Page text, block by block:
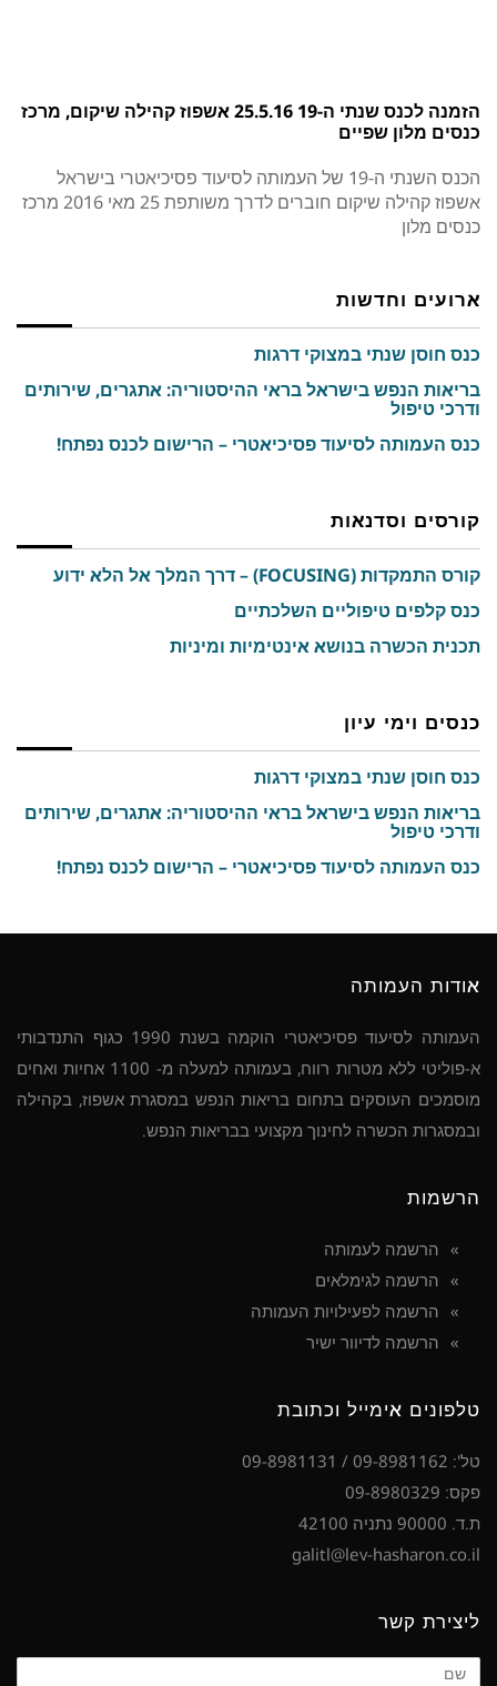
הזמנה לכנס שנתי ה-19 25.5.16 אשפוז קהילה שיקום, מרכז
כנסים מלון שפיים
הכנס השנתי ה-19 של העמותה לסיעוד פסיכיאטרי בישראל
אשפוז קהילה שיקום חוברים לדרך משותפת ‏25 מאי 2016 מרכז
כנסים מלון
ארועים וחדשות
כנס חוסן שנתי במצוקי דרגות
בריאות הנפש בישראל בראי ההיסטוריה: אתגרים, שירותים
ודרכי טיפול
כנס העמותה לסיעוד פסיכיאטרי – הרישום לכנס נפתח!
קורסים וסדנאות
קורס התמקדות (FOCUSING) – דרך המלך אל הלא ידוע
כנס קלפים טיפוליים השלכתיים
תכנית הכשרה בנושא אינטימיות ומיניות
כנסים וימי עיון
כנס חוסן שנתי במצוקי דרגות
בריאות הנפש בישראל בראי ההיסטוריה: אתגרים, שירותים
ודרכי טיפול
כנס העמותה לסיעוד פסיכיאטרי – הרישום לכנס נפתח!
אודות העמותה
העמותה לסיעוד פסיכיאטרי הוקמה בשנת 1990 כגוף התנדבותי
א-פוליטי ללא מטרות רווח, בעמותה למעלה מ- 1100 אחיות ואחים
מוסמכים העוסקים בתחום בריאות הנפש במסגרת אשפוז, בקהילה
ובמסגרות הכשרה לחינוך מקצועי בבריאות הנפש.
הרשמות
הרשמה לעמותה
הרשמה לגימלאים
הרשמה לפעילויות העמותה
הרשמה לדיוור ישיר
טלפונים אימייל וכתובת
טל': 09-8981162 / 09-8981131
פקס: 09-8980329
ת.ד. 90000 נתניה 42100
galitl@lev-hasharon.co.il
ליצירת קשר
שם